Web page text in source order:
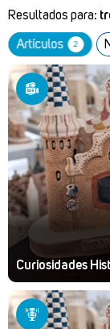
Resultados para:
Artículos 2
Curiosidades